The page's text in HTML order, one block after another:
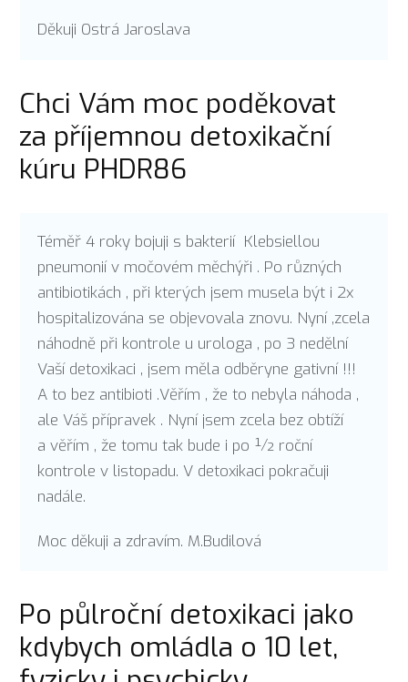
Děkuji Ostrá Jaroslava
Chci Vám moc poděkovat
za příjemnou detoxikační
kúru PHDR86
Téměř 4 roky bojuji s bakterií Klebsiellou
pneumonií v močovém měchýři . Po různých
antibiotikách , při kterých jsem musela být i 2x
hospitalizována se objevovala znovu. Nyní ,zcela
náhodně při kontrole u urologa , po 3 nedělní
Vaší detoxikaci , jsem měla odběryne gativní !!!
A to bez antibioti .Věřím , že to nebyla náhoda ,
ale Váš přípravek . Nyní jsem zcela bez obtíží
a věřím , že tomu tak bude i po ½ roční
kontrole v listopadu. V detoxikaci pokračuji
nadále.
Moc děkuji a zdravím. M.Budilová
Po půlroční detoxikaci jako
kdybych omládla o 10 let,